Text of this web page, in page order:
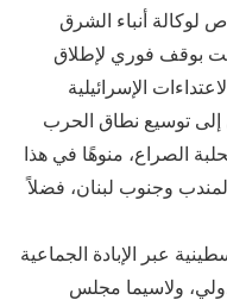
أنباء الشرق
بوقف فوري لإطلاق
الإسرائيلية
توسيع نطاق الحرب
الصراع، منوهًا في هذا
وجنوب لبنان، فضلاً
عبر الإبادة الجماعية
ولاسيما مجلس